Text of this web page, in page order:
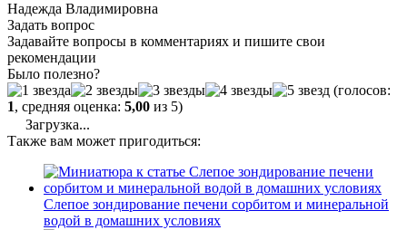
Надежда Владимировна
Задать вопрос
Задавайте вопросы в комментариях и пишите свои
рекомендации
Было полезно?
(голосов:
1, средняя оценка: 5,00 из 5)
Загрузка...
Также вам может пригодиться:
Слепое зондирование печени сорбитом и минеральной
водой в домашних условиях